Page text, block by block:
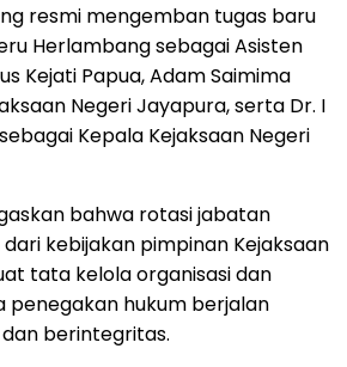
resmi mengemban tugas baru
Herlambang sebagai Asisten
Kejati Papua, Adam Saimima
Negeri Jayapura, serta Dr. I
Kepala Kejaksaan Negeri
bahwa rotasi jabatan
kebijakan pimpinan Kejaksaan
tata kelola organisasi dan
penegakan hukum berjalan
berintegritas.